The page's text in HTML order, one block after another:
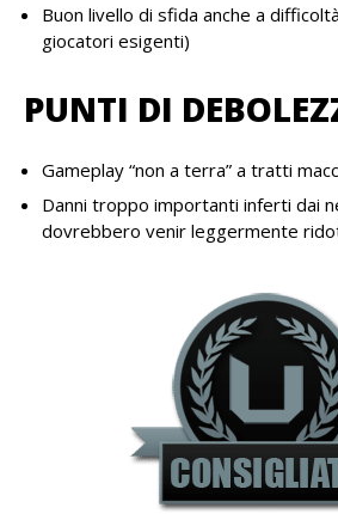
Buon livello di sfida anche a
giocatori esigenti)
PUNTI DI
Gameplay “non a terra” a tratti
Danni troppo importanti inferti dai
dovrebbero venir leggermente